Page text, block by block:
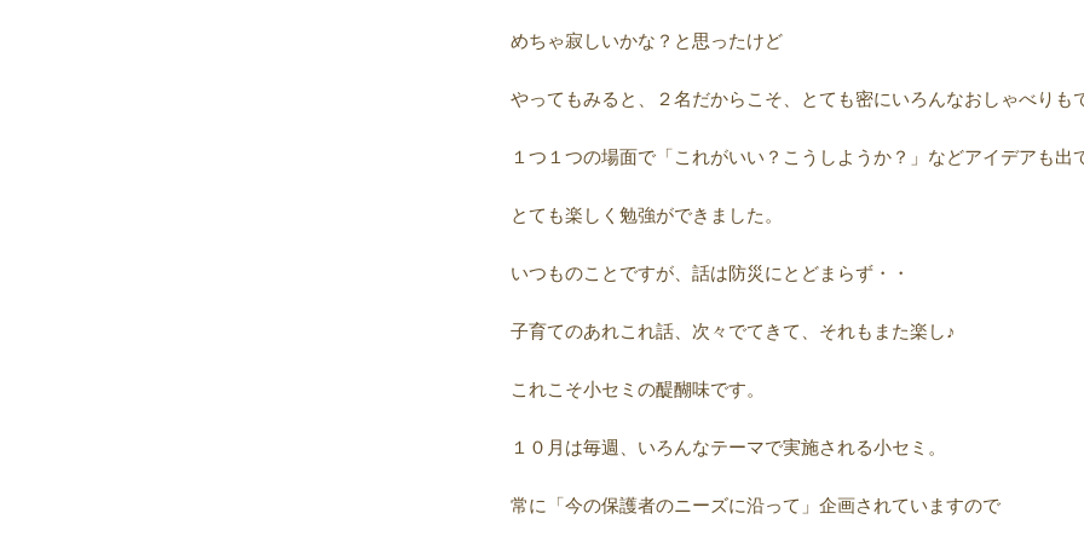
めちゃ寂しいかな？と思ったけど
やってもみると、２名だからこそ、とても密にいろんなおしゃべりも
１つ１つの場面で「これがいい？こうしようか？」などアイデアも出
とても楽しく勉強ができました。
いつものことですが、話は防災にとどまらず・・
子育てのあれこれ話、次々でてきて、それもまた楽し♪
これこそ小セミの醍醐味です。
１０月は毎週、いろんなテーマで実施される小セミ。
常に「今の保護者のニーズに沿って」企画されていますので